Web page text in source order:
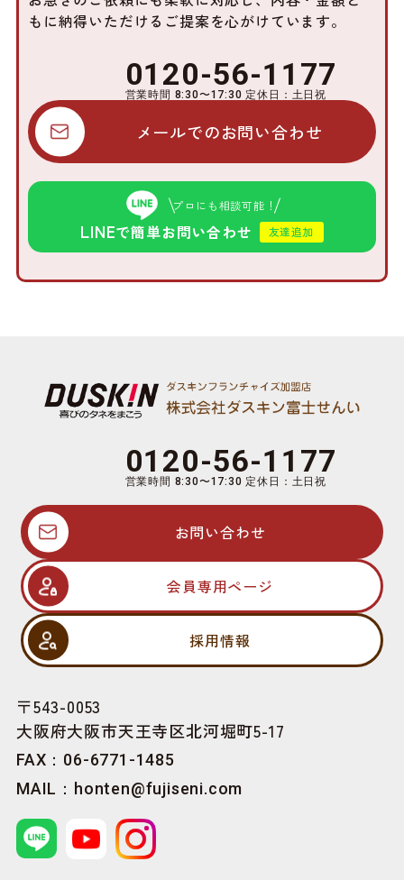
もに納得いただけるご提案を心がけています。
0120-56-1177
営業時間 8:30〜17:30 定休日：土日祝
メールでのお問い合わせ
プロにも相談可能！
LINEで簡単お問い合わせ 友達追加
0120-56-1177
営業時間 8:30〜17:30 定休日：土日祝
お問い合わせ
会員専用ページ
採用情報
〒543-0053
大阪府大阪市天王寺区北河堀町5-17
FAX：06-6771-1485
MAIL： honten@fujiseni.com